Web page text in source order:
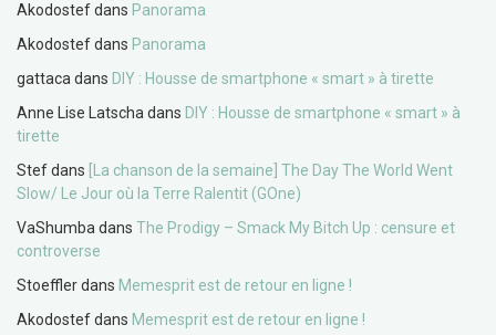
Akodostefdans Panorama
Akodostefdans Panorama
gattaca dans DIY : Housse de smartphone « smart » à tirette
Anne Lise Latscha dans DIY : Housse de smartphone « smart » à
tirette
Stefdans
[La chanson de la semaine] The Day The World Went
Slow/ Le Jour où la Terre Ralentit (GOne)
VaShumba dans The Prodigy – Smack My Bitch Up : censure et
controverse
Stoefflerdans Memesprit est de retour en ligne !
Akodostefdans Memesprit est de retour en ligne !